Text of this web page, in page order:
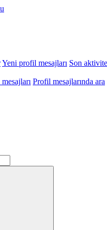
Yeni profil mesajları Son
Profil mesajlarında ara